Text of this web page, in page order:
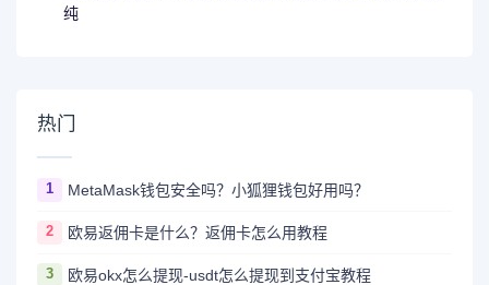
纯
热门
1 MetaMask钱包安全吗？小狐狸钱包好用吗？
2 欧易返佣卡是什么？返佣卡怎么用教程
3 欧易okx怎么提现-usdt怎么提现到支付宝教程